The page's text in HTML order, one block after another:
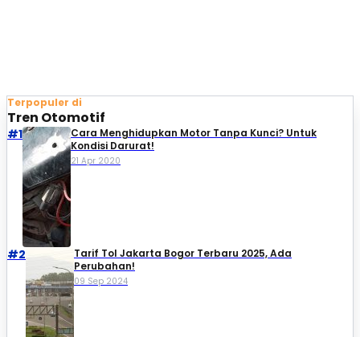
Terpopuler di
Tren Otomotif
#1
Cara Menghidupkan Motor Tanpa Kunci? Untuk
Kondisi Darurat!
21 Apr 2020
#2
Tarif Tol Jakarta Bogor Terbaru 2025, Ada
Perubahan!
09 Sep 2024